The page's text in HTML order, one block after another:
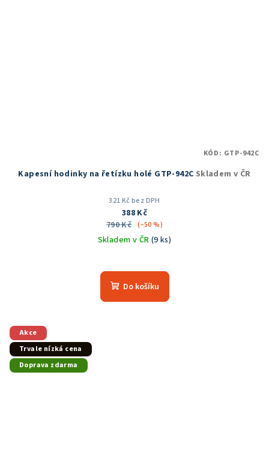
Kapesní hodinky na řetízku holé GTP-942C Skladem v ČR
321 Kč bez DPH
388 Kč
790 Kč (–50 %)
Skladem v ČR (9 ks)
Do košíku
KÓD: GTP-942C
Akce
Trvale nízká cena
Doprava zdarma